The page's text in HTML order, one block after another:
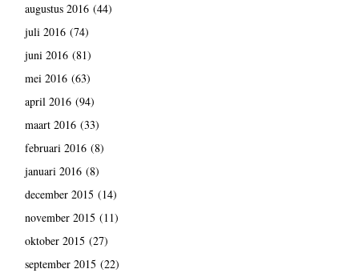
augustus 2016(44)
juli 2016(74)
juni 2016(81)
mei 2016(63)
april 2016(94)
maart 2016(33)
februari 2016(8)
januari 2016(8)
december 2015 (14)
november 2015 (11)
oktober 2015 (27)
september 2015 (22)